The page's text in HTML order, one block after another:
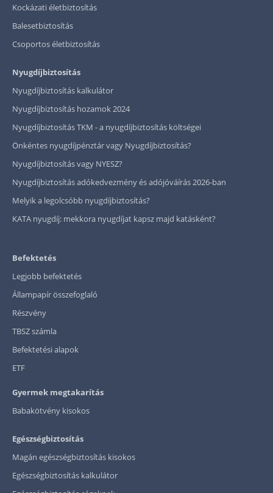
Kockázati életbiztosítás
Balesetbiztosítás
Csoportos életbiztosítás
Nyugdíjbiztosítás
Nyugdíjbiztosítás kalkulátor
Nyugdíjbiztosítás hozamok 2024
Nyugdíjbiztosítás TKM - a nyugdíjbiztosítás költségei
Önkéntes nyugdíjpénztár vagy Nyugdíjbiztosítás?
Nyugdíjbiztosítás vagy NYESZ?
Nyugdíjbiztosítás adókedvezmény és adójóváírás 2026-ban
Melyik a legolcsóbb nyugdíjbiztosítás?
KATA nyugdíj: mekkora nyugdíjat kapsz majd katásként?
Befektetés
Legjobb befektetés
Állampapír összefoglaló
Részvény
TBSZ számla
Befektetési alapok
ETF
Gyermek megtakarítás
Babakötvény kisokos
Egészségbiztosítás
Magán egészségbiztosítás kisokos
Egészségbiztosítás kalkulátor